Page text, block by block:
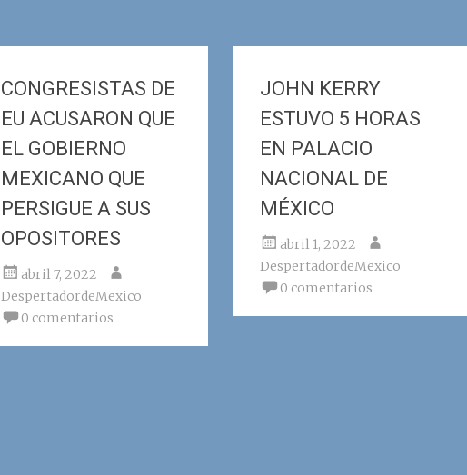
CONGRESISTAS DE
EU ACUSARON QUE
EL GOBIERNO
MEXICANO QUE
PERSIGUE A SUS
OPOSITORES
abril 7, 2022
DespertadordeMexico
0 comentarios
JOHN KERRY
ESTUVO 5 HORAS
EN PALACIO
NACIONAL DE
MÉXICO
abril 1, 2022
DespertadordeMexico
0 comentarios